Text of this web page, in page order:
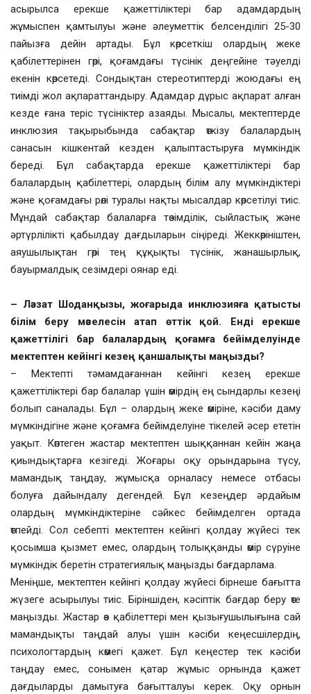
асырылса ерекше қажеттіліктері бар адамдардың
жұмыспен қамтылуы және әлеуметтік белсенділігі 25-30
пайызға дейін артады. Бұл көрсеткіш олардың жеке
қабілеттерінен гөрі, қоғамдағы түсінік деңгейіне тәуелді
екенін көрсетеді. Сондықтан стереотиптерді жоюдағы ең
тиімді жол ақпараттандыру. Адамдар дұрыс ақпарат алған
кезде ғана теріс түсініктер азаяды. Мысалы, мектептерде
инклюзия тақырыбында сабақтар өткізу балалардың
санасын кішкентай кезден қалыптастыруға мүмкіндік
береді. Бұл сабақтарда ерекше қажеттіліктері бар
балалардың қабілеттері, олардың білім алу мүмкіндіктері
және қоғамдағы рөлі туралы нақты мысалдар көрсетілуі тиіс.
Мұндай сабақтар балаларға төзімділік, сыйластық және
әртүрлілікті қабылдау дағдыларын сіңіреді. Жеккөрініштен,
аяушылықтан гөрі тең құқықты түсінік, жанашырлық,
бауырмалдық сезімдері оянар еді.
– Ләззат Шоданқызы, жоғарыда инклюзияға қатысты
білім беру мәселесін атап өттік қой. Енді ерекше
қажеттілігі бар балалардың қоғамға бейімделуінде
мектептен кейінгі кезең қаншалықты маңызды?
– Мектепті тәмамдағаннан кейінгі кезең ерекше
қажеттіліктері бар балалар үшін өмірдің ең сындарлы кезеңі
болып саналады. Бұл – олардың жеке өміріне, кәсіби даму
мүмкіндігіне және қоғамға бейімделуіне тікелей әсер ететін
уақыт. Көптеген жастар мектептен шыққаннан кейін жаңа
қиындықтарға кезігеді. Жоғары оқу орындарына түсу,
мамандық таңдау, жұмысқа орналасу немесе отбасы
болуға дайындалу дегендей. Бұл кезеңдер әрдайым
олардың мүмкіндіктеріне сәйкес бейімделген ортада
өтпейді. Сол себепті мектептен кейінгі қолдау жүйесі тек
қосымша қызмет емес, олардың толыққанды өмір сүруіне
мүмкіндік беретін стратегиялық маңызды бағдарлама.
Меніңше, мектептен кейінгі қолдау жүйесі бірнеше бағытта
жүзеге асырылуы тиіс. Біріншіден, кәсіптік бағдар беру өте
маңызды. Жастар өз қабілеттері мен қызығушылығына сай
мамандықты таңдай алуы үшін кәсіби кеңесшілердің,
психологтардың көмегі қажет. Бұл кеңестер тек кәсіби
таңдау емес, сонымен қатар жұмыс орнында қажет
дағдыларды дамытуға бағытталуы керек. Оқу орнын